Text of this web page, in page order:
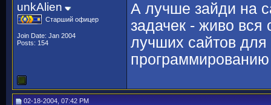
unkAlien
Старший офицер
Join Date: Jan 2004
Posts: 154
А лучше зайди на
задачек - живо вся
лучших сайтов
02-18-2004, 07:42 PM